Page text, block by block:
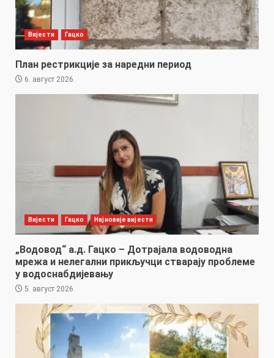
Вијести Гацко
План рестрикције за наредни период
6. август 2026.
Вијести Гацко Најновије вијести
„Водовод“ а.д. Гацко – Дотрајала водоводна
мрежа и нелегални прикључци стварају проблеме
у водоснабдијевању
5. август 2026.